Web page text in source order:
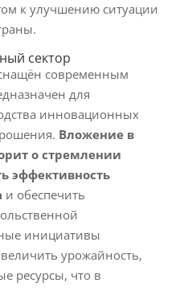
к улучшению ситуации
сектор
современным
для
инновационных
Вложение в
о стремлении
эффективность
и обеспечить
инициативы
урожайность,
ресурсы, что в